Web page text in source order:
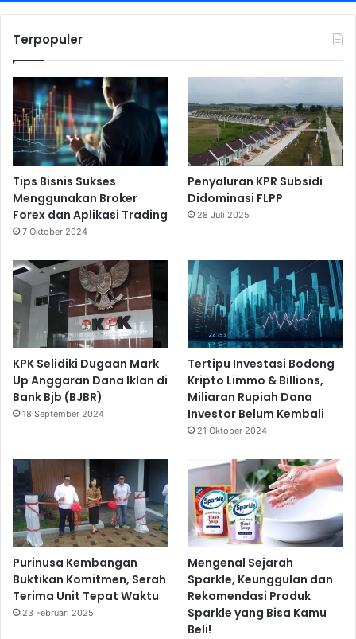
Terpopuler
Tips Bisnis Sukses
Menggunakan Broker
Forex dan Aplikasi Trading
7 Oktober 2024
Penyaluran KPR Subsidi
Didominasi FLPP
28 Juli 2025
KPK Selidiki Dugaan Mark
Up Anggaran Dana Iklan di
Bank Bjb (BJBR)
18 September 2024
Tertipu Investasi Bodong
Kripto Limmo & Billions,
Miliaran Rupiah Dana
Investor Belum Kembali
21 Oktober 2024
Purinusa Kembangan
Buktikan Komitmen, Serah
Terima Unit Tepat Waktu
23 Februari 2025
Mengenal Sejarah
Sparkle, Keunggulan dan
Rekomendasi Produk
Sparkle yang Bisa Kamu
Beli!